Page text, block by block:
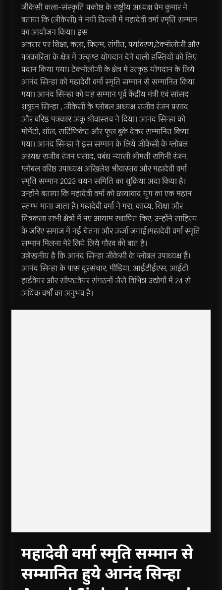
जीकेसी कला-संस्कृति प्रकोष्ठ के राष्ट्रीय अध्यक्ष प्रेम कुमार ने
बताया कि (जीकेसी) ने नयी दिल्‍ली में महादेवी वर्मा स्‍मृति सम्‍मान
का आयोजन किया। इस
अवसर पर शिक्षा, कला, फिल्‍म, संगीत, पर्यावरण,टेक्नॉलोजी और
प‍त्रकारिता के क्षेत्र में उत्‍कृष्‍ट योगदान देने वाली हस्तियों को लिए
प्रदान किया गया। टेक्नॉलोजी के क्षेत्र मे उत्कृष्ठ योगदान के लिये
आनंद सिन्हा को महादेवी वर्मा स्‍मृति सम्‍मान से सम्मानित किया
गया। आनंद सिन्हा को यह सम्मान पूर्व केंद्रीय मंत्री एवं सांसद
शत्रुघ्न सिन्हा , जीकेसी के ग्लोबल अध्यक्ष राजीव रंजन प्रसाद
और वरिष्ठ पत्रकार अकू श्रीवास्तव ने दिया। आनंद सिन्हा को
मोमेंटो, शॉल, सर्टिफिकेट और फूल बुके देकर सम्मानित किया
गया। आनंद सिन्हा ने इस सम्मान के लिये जीकेसी के ग्लोबल
अध्यक्ष राजीव रंजन प्रसाद, प्रबंध न्यासी श्रीमती रागिनी रंजन,
ग्लोबल वरिष्ठ उपाध्यक्ष अखिलेश श्रीवास्तव और महादेवी वर्मा
स्‍मृति सम्‍मान 2023 चयन समिति का शुक्रिया अदा किया है।
उन्होंने बताया कि महादेवी वर्मा को छायावाद युग का एक महान
स्तम्भ माना जाता है। महादेवी वर्मा ने गद्य, काव्य, शिक्षा और
चित्रकला सभी क्षेत्रों में नए आयाम स्थापित किए, उन्होंने साहित्य
के जरिए समाज में नई चेतना और ऊर्जा जगाई।महादेवी वर्मा स्मृति
सम्मान मिलना मेरे लिये लिये गौरव की बात है।
उल्लेखनीय है कि आनंद सिन्हा जीकेसी के ग्लोबल उपाध्यक्ष हैं।
आनंद सिन्हा के पास दूरसंचार, मीडिया, आईटीईएस, आईटी
हार्डवेयर और सॉफ्टवेयर संगठनों जैसे विभिन्न उद्योगों में 24 से
अधिक वर्षों का अनुभव है।
महादेवी वर्मा स्‍मृति सम्‍मान से
सम्मानित हुये आनंद सिन्हा